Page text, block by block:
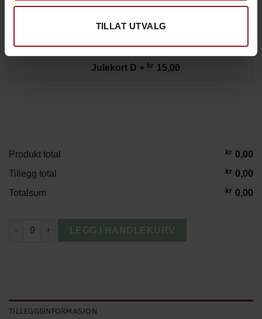
TILLAT UTVALG
Julekort D + kr 15,00
Produkt total kr 0,00
Tillegg total
kr 0,00
Totalsum
kr 0,00
Porter Aware 50L RPET og Bomull Duffelbag antall
LEGG I HANDLEKURV
TILLEGGSINFORMASJON